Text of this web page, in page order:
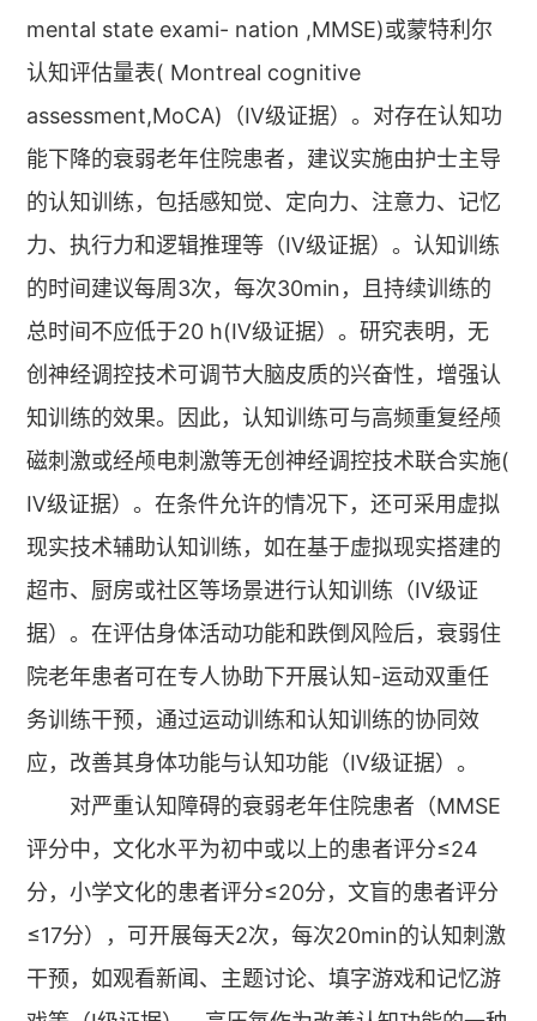
mental state exami- nation ,MMSE)或蒙特利尔
认知评估量表( Montreal cognitive
assessment,MoCA)（Ⅳ级证据）。对存在认知功
能下降的衰弱老年住院患者，建议实施由护士主导
的认知训练，包括感知觉、定向力、注意力、记忆
力、执行力和逻辑推理等（Ⅳ级证据）。认知训练
的时间建议每周3次，每次30min，且持续训练的
总时间不应低于20 h(Ⅳ级证据）。研究表明，无
创神经调控技术可调节大脑皮质的兴奋性，增强认
知训练的效果。因此，认知训练可与高频重复经颅
磁刺激或经颅电刺激等无创神经调控技术联合实施(
Ⅳ级证据）。在条件允许的情况下，还可采用虚拟
现实技术辅助认知训练，如在基于虚拟现实搭建的
超市、厨房或社区等场景进行认知训练（Ⅳ级证
据）。在评估身体活动功能和跌倒风险后，衰弱住
院老年患者可在专人协助下开展认知-运动双重任
务训练干预，通过运动训练和认知训练的协同效
应，改善其身体功能与认知功能（Ⅳ级证据）。
对严重认知障碍的衰弱老年住院患者（MMSE
评分中，文化水平为初中或以上的患者评分≤24
分，小学文化的患者评分≤20分，文盲的患者评分
≤17分），可开展每天2次，每次20min的认知刺激
干预，如观看新闻、主题讨论、填字游戏和记忆游